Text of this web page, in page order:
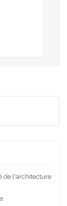
de l'architecture